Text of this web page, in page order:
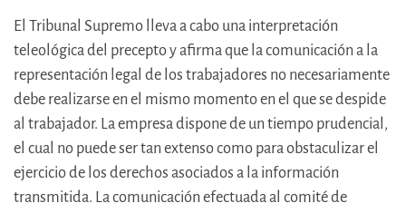
El Tribunal Supremo lleva a cabo una interpretación
teleológica del precepto y afirma que la comunicación a la
representación legal de los trabajadores no necesariamente
debe realizarse en el mismo momento en el que se despide
al trabajador. La empresa dispone de un tiempo prudencial,
el cual no puede ser tan extenso como para obstaculizar el
ejercicio de los derechos asociados a la información
transmitida. La comunicación efectuada al comité de